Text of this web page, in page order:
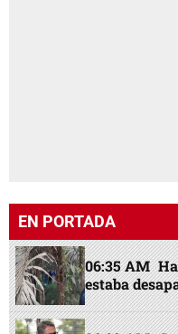
EN PORTADA
06:35 AM
estaba